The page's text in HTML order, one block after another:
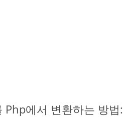
Php에서 변환하는 방